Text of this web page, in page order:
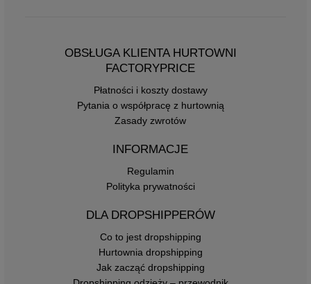
OBSŁUGA KLIENTA HURTOWNI
FACTORYPRICE
Płatności i koszty dostawy
Pytania o współpracę z hurtownią
Zasady zwrotów
INFORMACJE
Regulamin
Polityka prywatności
DLA DROPSHIPPERÓW
Co to jest dropshipping
Hurtownia dropshipping
Jak zacząć dropshipping